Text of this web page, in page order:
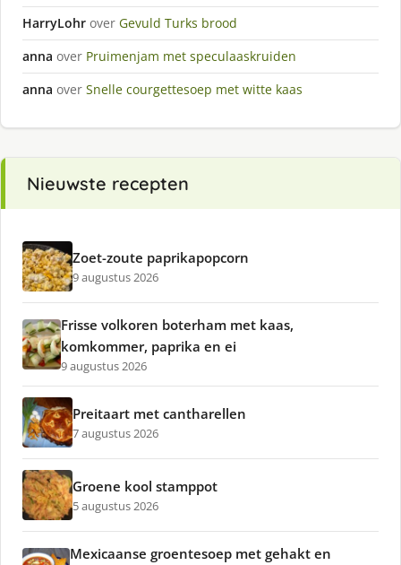
HarryLohr over Gevuld Turks brood
anna over Pruimenjam met speculaaskruiden
anna over Snelle courgettesoep met witte kaas
Nieuwste recepten
Zoet-zoute paprikapopcorn
9 augustus 2026
Frisse volkoren boterham met kaas,
komkommer, paprika en ei
9 augustus 2026
Preitaart met cantharellen
7 augustus 2026
Groene kool stamppot
5 augustus 2026
Mexicaanse groentesoep met gehakt en